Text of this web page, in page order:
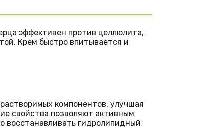
эффективен против целлюлита,
Крем быстро впитывается и
компонентов, улучшая
свойства позволяют активным
восстанавливать гидролипидный